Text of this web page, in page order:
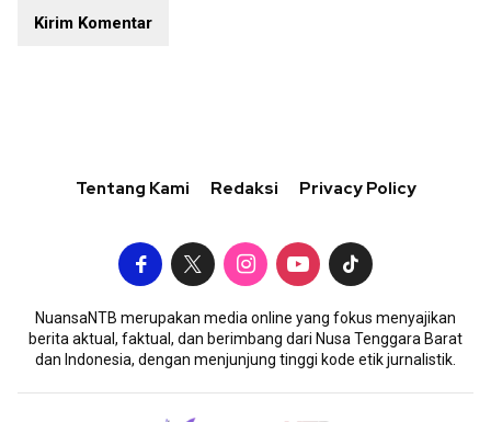
Tentang Kami Redaksi Privacy Policy
NuansaNTB merupakan media online yang fokus menyajikan
berita aktual, faktual, dan berimbang dari Nusa Tenggara Barat
dan Indonesia, dengan menjunjung tinggi kode etik jurnalistik.